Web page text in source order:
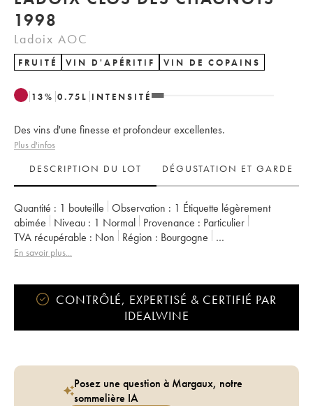
1998
Ladoix AOC
FRUITÉ VIN D'APÉRITIF VIN DE COPAINS
13% 0.75 L INTENSITÉ
Des vins d'une finesse et profondeur excellentes.
Plus d'infos
DESCRIPTION DU LOT
DÉGUSTATION ET GARDE
Quantité : 1 bouteille Observation : 1 Étiquette légèrement
abimée
Niveau : 1 Normal Provenance : particulier
TVA récupérable :
non Région :
Bourgogne
Appellation :
En savoir plus...
CONTRÔLÉ, EXPERTISÉ & CERTIFIÉ PAR
IDEALWINE
Posez une question à Margaux, notre
sommelière IA